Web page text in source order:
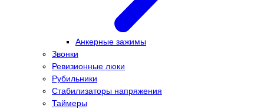
Анкерные зажимы
Звонки
Ревизионные люки
Рубильники
Стабилизаторы напряжения
Таймеры